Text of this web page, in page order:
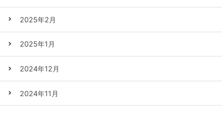
2025年2月
2025年1月
2024年12月
2024年11月